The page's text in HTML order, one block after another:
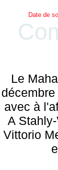
Date de
Le
avec à
A
Vittorio